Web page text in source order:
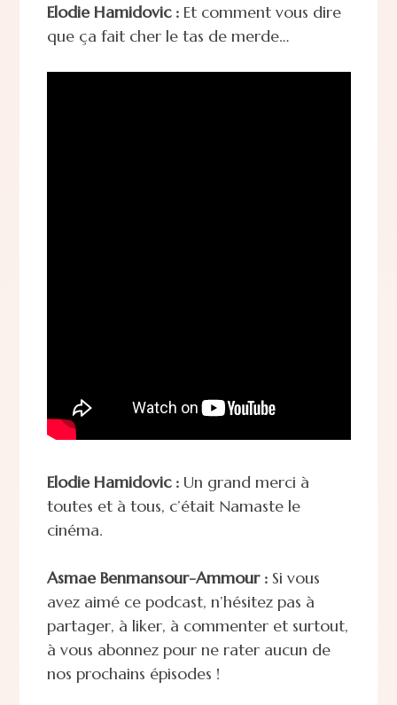
Elodie Hamidovic :Et comment vous dire
que ça fait cher le tas de merde…
Elodie Hamidovic :Un grand merci à
toutes et à tous, c’était Namaste le
cinéma.
Asmae Benmansour-Ammour :Si vous
avez aimé ce podcast, n’hésitez pas à
partager, à liker, à commenter et surtout,
à vous abonnez pour ne rater aucun de
nos prochains épisodes !